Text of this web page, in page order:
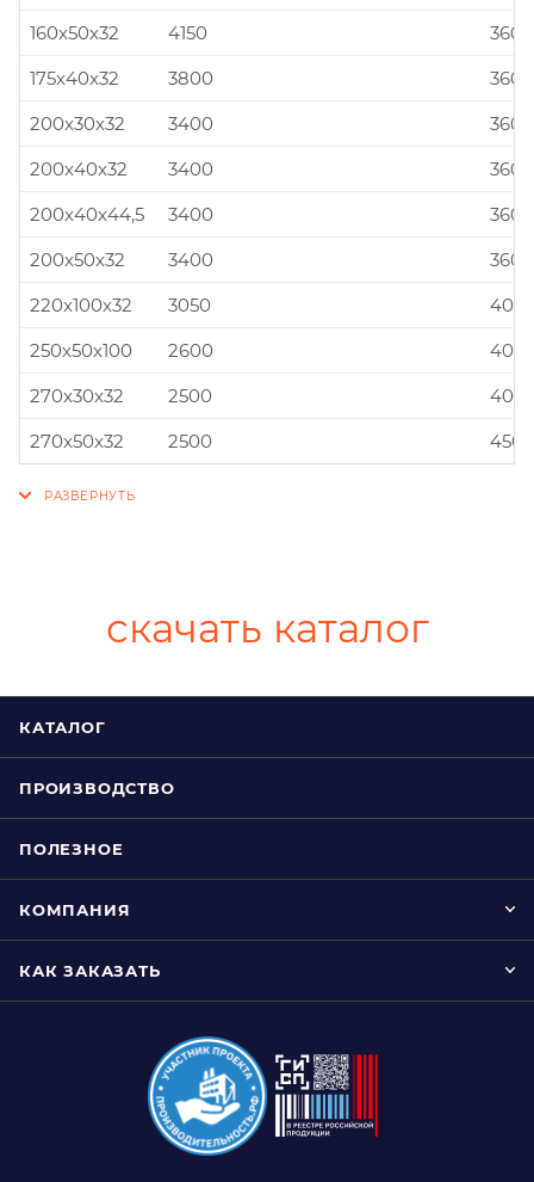
160x50x32
4150
175x40x32
3800
200x30x32
3400
200x40x32
3400
200x40x44,5
3400
200x50x32
3400
220x100x32
3050
250x50x100
2600
270x30x32
2500
270x50x32
2500
скачать каталог
КАТАЛОГ
ПРОИЗВОДСТВО
ПОЛЕЗНОЕ
КОМПАНИЯ
КАК ЗАКАЗАТЬ